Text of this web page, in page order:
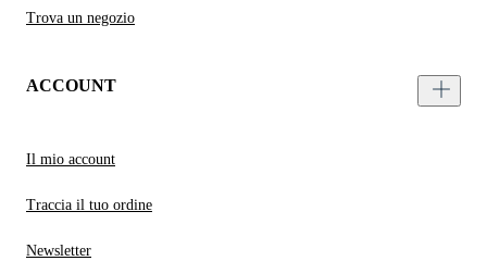
Trova un negozio
ACCOUNT
Il mio account
Traccia il tuo ordine
Newsletter